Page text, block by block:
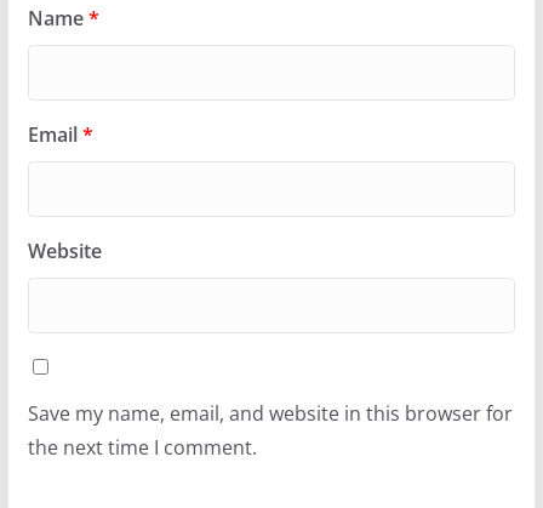
Name*
Email*
Website
Save my name, email, and website in this browser for
the next time I comment.